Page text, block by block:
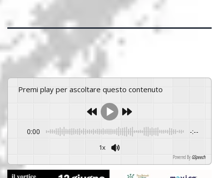
Premi play per ascoltare questo contenuto
0:00 -:--
1x
Powered By GSpeech